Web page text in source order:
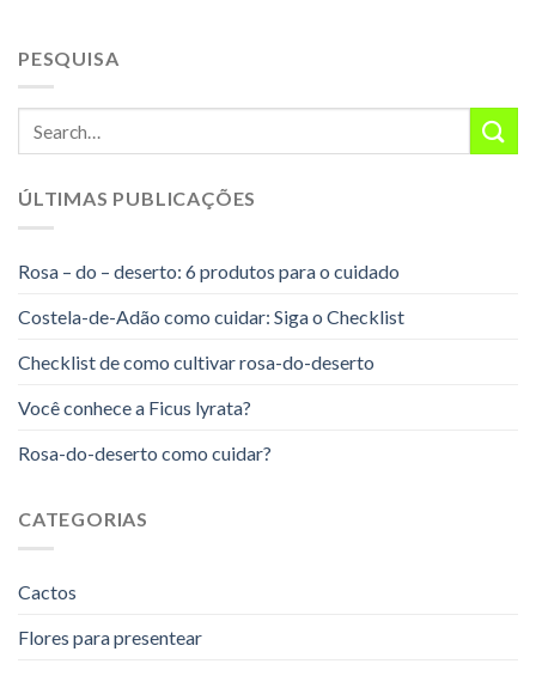
PESQUISA
ÚLTIMAS PUBLICAÇÕES
Rosa – do – deserto: 6 produtos para o cuidado
Costela-de-Adão como cuidar: Siga o Checklist
Checklist de como cultivar rosa-do-deserto
Você conhece a Ficus lyrata?
Rosa-do-deserto como cuidar?
CATEGORIAS
Cactos
Flores para presentear